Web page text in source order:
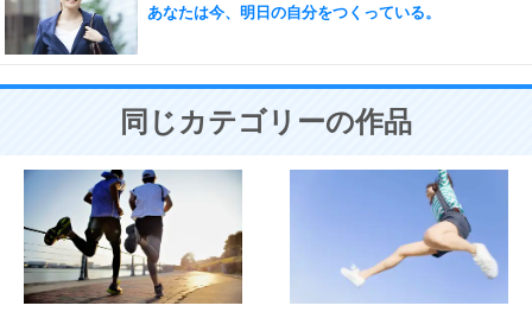
あなたは今、明日の自分をつくっている。
同じカテゴリーの作品